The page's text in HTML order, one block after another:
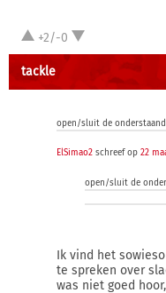
+2/-0
tackle
open/sluit de
ElSimao2 schreef op 22
open/sluit de
Ik vind het
te spreken over
was niet goed